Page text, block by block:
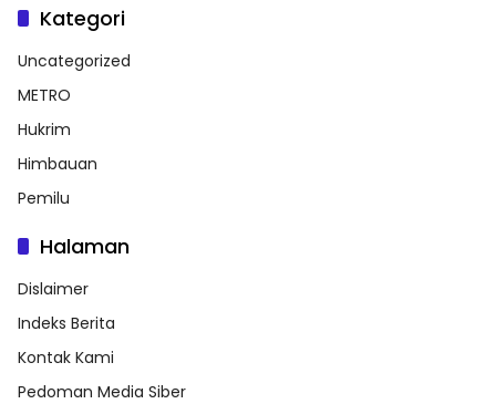
Kategori
Uncategorized
METRO
Hukrim
Himbauan
Pemilu
Halaman
Dislaimer
Indeks Berita
Kontak Kami
Pedoman Media Siber